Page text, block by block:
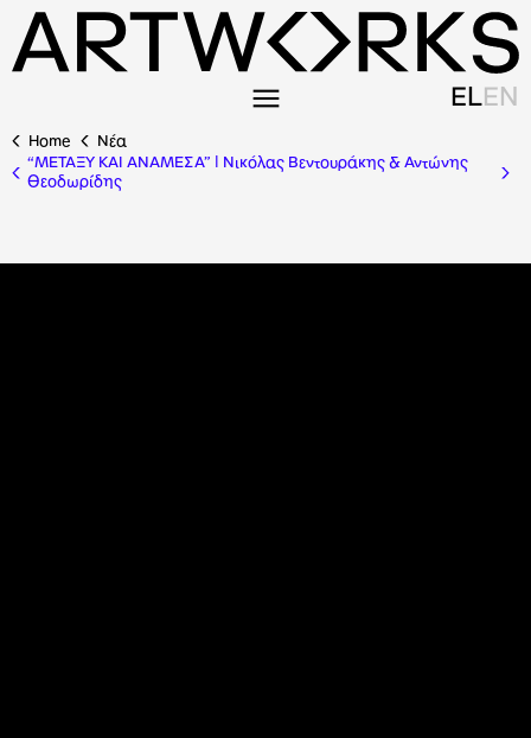
ELEN
Home
Nέα
“ΜΕΤΑΞΥ ΚΑΙ ΑΝΑΜΕΣΑ” | Νικόλας Βεντουράκης & Αντώνης
Θεοδωρίδης